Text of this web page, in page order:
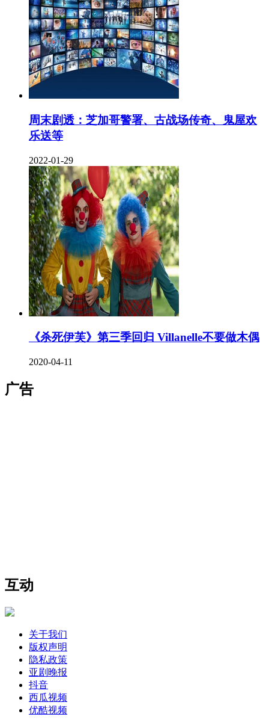
周末剧透：芝加哥警署、古战场传奇、鬼屋欢
乐送等
2022-01-29
《杀死伊芙》第三季回归 Villanelle不要做木偶
2020-04-11
广告
互动
关于我们
版权声明
隐私政策
亚剧晚报
抖音
西瓜视频
优酷视频